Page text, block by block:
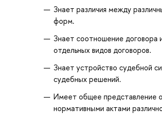
Знает различия между
форм.
Знает соотношение договора
отдельных видов договоров.
Знает устройство судебной
судебных решений.
Имеет общее представление
нормативными актами